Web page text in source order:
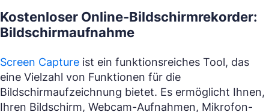
Kostenloser Online-Bildschirmrekorder:
Bildschirmaufnahme
Screen Capture ist ein funktionsreiches Tool, das
eine Vielzahl von Funktionen für die
Bildschirmaufzeichnung bietet. Es ermöglicht Ihnen,
Ihren Bildschirm, Webcam-Aufnahmen, Mikrofon-